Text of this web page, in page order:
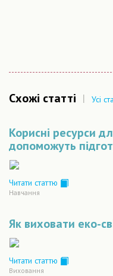
Схожі статті | Усі
Корисні ресурси
допоможуть
Читати статтю
Навчання
Як виховати еко-
Читати статтю
Виховання